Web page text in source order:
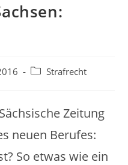
Beitrags-
Strafrecht
Zeitung
neuen Berufes:
So etwas wie ein